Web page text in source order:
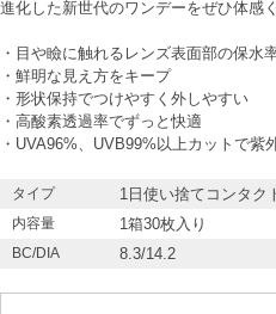
進化した新世代のワンデーをぜひ体感
・目や瞼に触れるレンズ表面部の保水
・鮮明な見え方をキープ
・形状保持でつけやすく外しやすい
・高酸素透過率でずっと快適
・UVA96%、UVB99%以上カットで紫
タイプ 1日使い捨てコンタク
内容量 1箱30枚入り
BC/DIA 8.3/14.2